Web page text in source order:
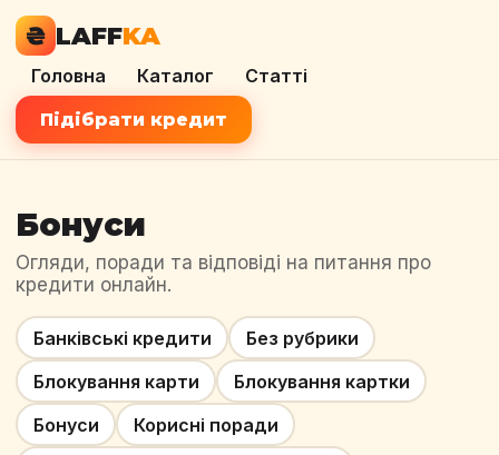
₴ LAFFKA
Головна Каталог Статті
Підібрати кредит
Бонуси
Огляди, поради та відповіді на питання про
кредити онлайн.
Банківські кредити
Без рубрики
Блокування карти
Блокування картки
Бонуси
Корисні поради